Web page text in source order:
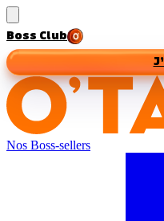
Boss Club
Nos Boss-sellers